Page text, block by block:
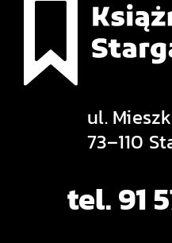
ul.
73–110
tel. 91